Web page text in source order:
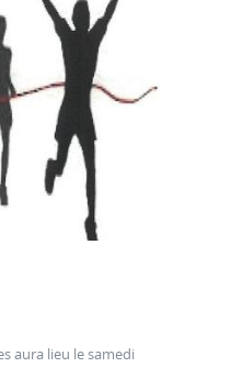
aura lieu le samedi